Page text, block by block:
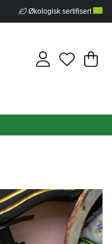
Økologisk sertifisert
.